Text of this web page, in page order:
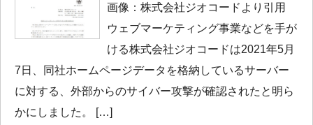
画像：株式会社ジオコードより引用
ウェブマーケティング事業などを手が
ける株式会社ジオコードは2021年5月
7日、同社ホームページデータを格納しているサーバー
に対する、外部からのサイバー攻撃が確認されたと明ら
かにしました。 […]